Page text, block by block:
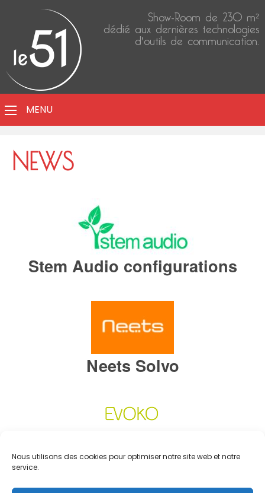
Nous utilisons des cookies pour optimiser notre site web et notre
service.
Show-Room de 230 m²
dédié aux dernières technologies
d'outils de communication.
MENU
NEWS
Stem Audio configurations
Neets Solvo